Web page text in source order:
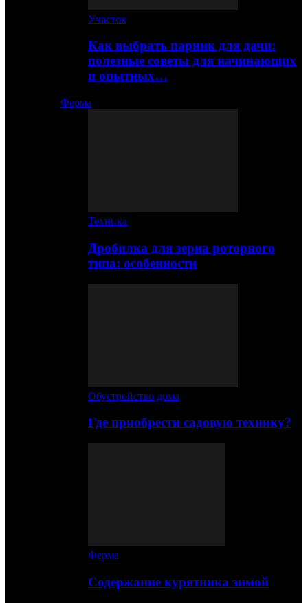
Участок
Как выбрать парник для дачи:
полезные советы для начинающих
и опытных…
Ферма
Техника
Дробилка для зерна роторного
типа: особенности
Обустройство дома
Где приобрести садовую технику?
Ферма
Содержание курятника зимой